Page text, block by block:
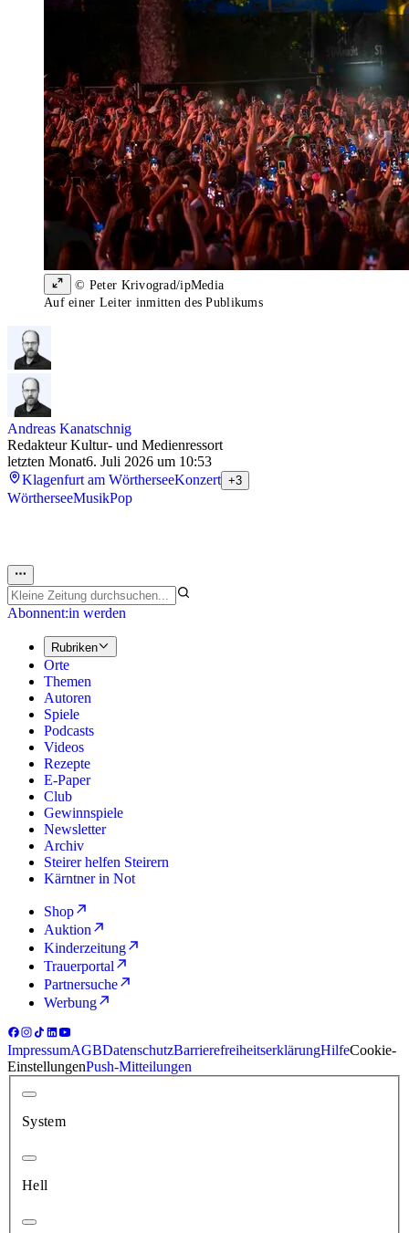
© Peter Krivograd/ipMedia
Auf einer Leiter inmitten des Publikums
Andreas Kanatschnig
Redakteur Kultur- und Medienressort
letzten Monat6. Juli 2026 um 10:53
Klagenfurt am WörtherseeKonzert +3
WörtherseeMusikPop
Abonnent:in werden
Rubriken
Orte
Themen
Autoren
Spiele
Podcasts
Videos
Rezepte
E-Paper
Club
Gewinnspiele
Newsletter
Archiv
Steirer helfen Steirern
Kärntner in Not
Shop
Auktion
Kinderzeitung
Trauerportal
Partnersuche
Werbung
ImpressumAGBDatenschutzBarrierefreiheitserklärungHilfeCookie-
EinstellungenPush-Mitteilungen
System
Hell